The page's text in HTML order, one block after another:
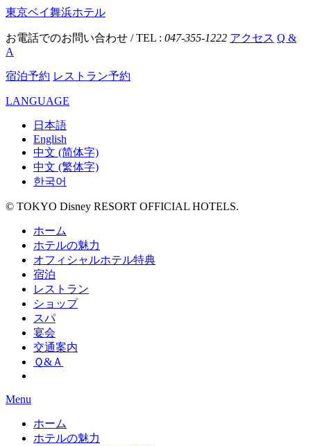
東京ベイ舞浜ホテル
お電話でのお問い合わせ / TEL : 047-355-1222 アクセス Q &
A
宿泊予約 レストラン予約
LANGUAGE
日本語
English
中文 (简体字)
中文 (繁体字)
한국어
© TOKYO Disney RESORT OFFICIAL HOTELS.
ホーム
ホテルの魅力
オフィシャルホテル特典
宿泊
レストラン
ショップ
スパ
宴会
交通案内
Ｑ&Ａ
Menu
ホーム
ホテルの魅力